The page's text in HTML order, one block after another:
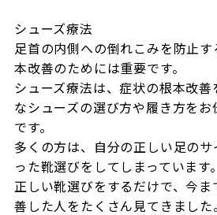
シューズ療法
足首の内側への倒れこみを防止
本改善のためには重要です。
シューズ療法は、症状の根本改
なシューズの選び方や履き方を
です。
多くの方は、自分の正しい足の
った靴選びをしてしまっています。
正しい靴選びをするだけで、今
善した人をたくさん見てきました。